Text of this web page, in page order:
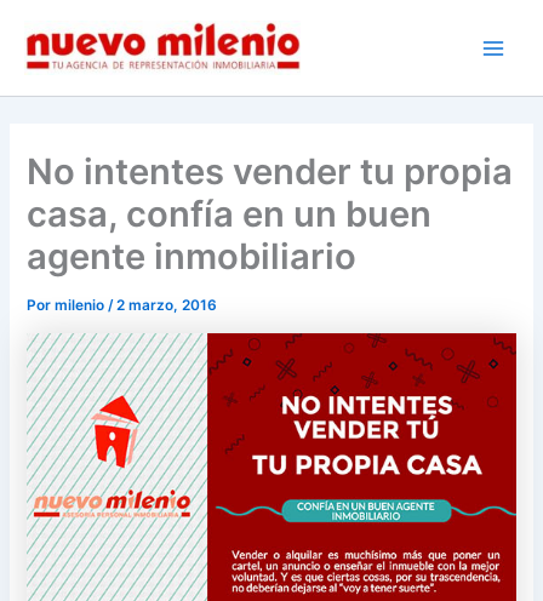
contenido
No intentes vender tu propia
casa, confía en un buen
agente inmobiliario
Pormilenio /2 marzo, 2016